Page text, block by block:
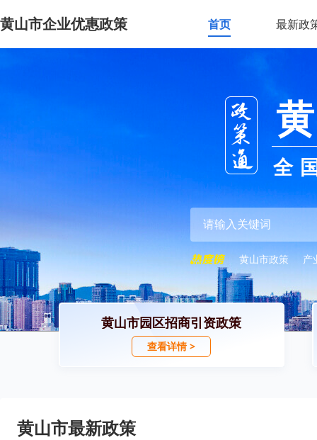
黄山市企业优惠政策 首页 最新政
全
黄山市政策 产
黄山市园区招商引资政策
查看详情 >
黄山市最新政策